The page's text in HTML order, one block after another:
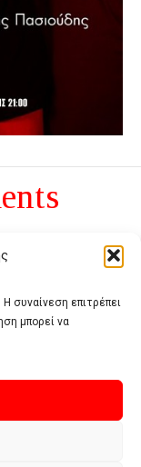
συναίνεση επιτρέπει
μπορεί να
το αντίθετο της